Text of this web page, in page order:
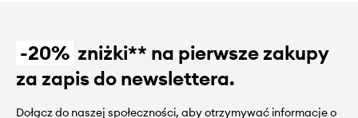
-20% zniżki** na pierwsze zakupy
za zapis do newslettera.
Dołącz do naszej społeczności, aby otrzymywać informacje o